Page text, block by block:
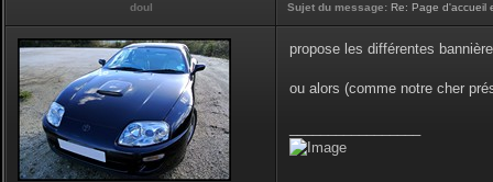
doul Sujet du message: Re: Page d'accueil
propose les différentes
ou alors (comme notre cher